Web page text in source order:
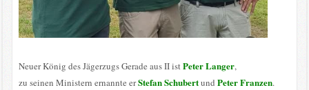
Neuer König des Jägerzugs Gerade aus II istPeter Langer,
zu seinen Ministern ernannte erStefan Schubertund Peter Franzen.